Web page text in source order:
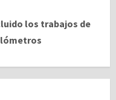
los trabajos de